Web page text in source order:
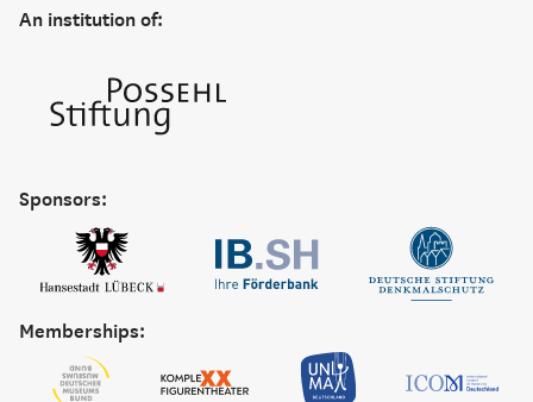
An institution of:
Sponsors:
Memberships: